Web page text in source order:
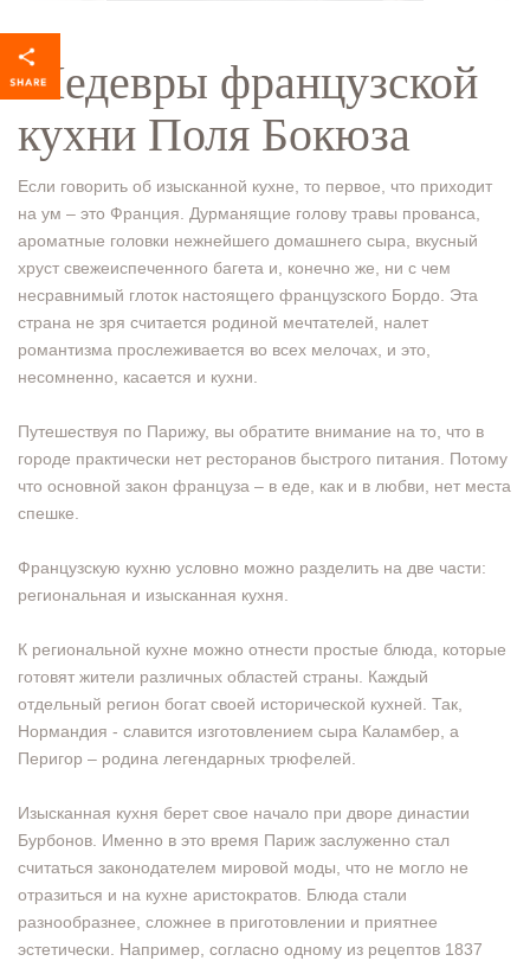
Шедевры французской
кухни Поля Бокюза
Если говорить об изысканной кухне, то первое, что приходит
на ум – это Франция. Дурманящие голову травы прованса,
ароматные головки нежнейшего домашнего сыра, вкусный
хруст свежеиспеченного багета и, конечно же, ни с чем
несравнимый глоток настоящего французского Бордо. Эта
страна не зря считается родиной мечтателей, налет
романтизма прослеживается во всех мелочах, и это,
несомненно, касается и кухни.
Путешествуя по Парижу, вы обратите внимание на то, что в
городе практически нет ресторанов быстрого питания. Потому
что основной закон француза – в еде, как и в любви, нет места
спешке.
Французскую кухню условно можно разделить на две части:
региональная и изысканная кухня.
К региональной кухне можно отнести простые блюда, которые
готовят жители различных областей страны. Каждый
отдельный регион богат своей исторической кухней. Так,
Нормандия - славится изготовлением сыра Каламбер, а
Перигор – родина легендарных трюфелей.
Изысканная кухня берет свое начало при дворе династии
Бурбонов. Именно в это время Париж заслуженно стал
считаться законодателем мировой моды, что не могло не
отразиться и на кухне аристократов. Блюда стали
разнообразнее, сложнее в приготовлении и приятнее
эстетически. Например, согласно одному из рецептов 1837